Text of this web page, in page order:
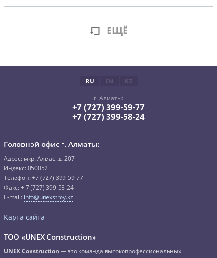
ЕЩЁ
RU EN KZ
ТОО «UNEX Construction»
UNEX Construction — это команда высокопрофессиональных
г. Алматы:
+7 (727) 399-59-77
+7 (727) 399-58-24
Головной офис г. Алматы:
Адрес: мкр. Алмас, д. 207
Индекс: 050052
Телефон:+7 (727) 399-59-77
Факс:+ 7 (727) 399-58-24
E-mail: info@unexstroy.kz
Карта сайта